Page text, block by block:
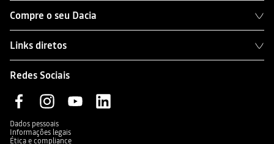
Compre o seu Dacia
Links diretos
Redes Sociais
Dados pessoais
Informações legais
Ética e compliance